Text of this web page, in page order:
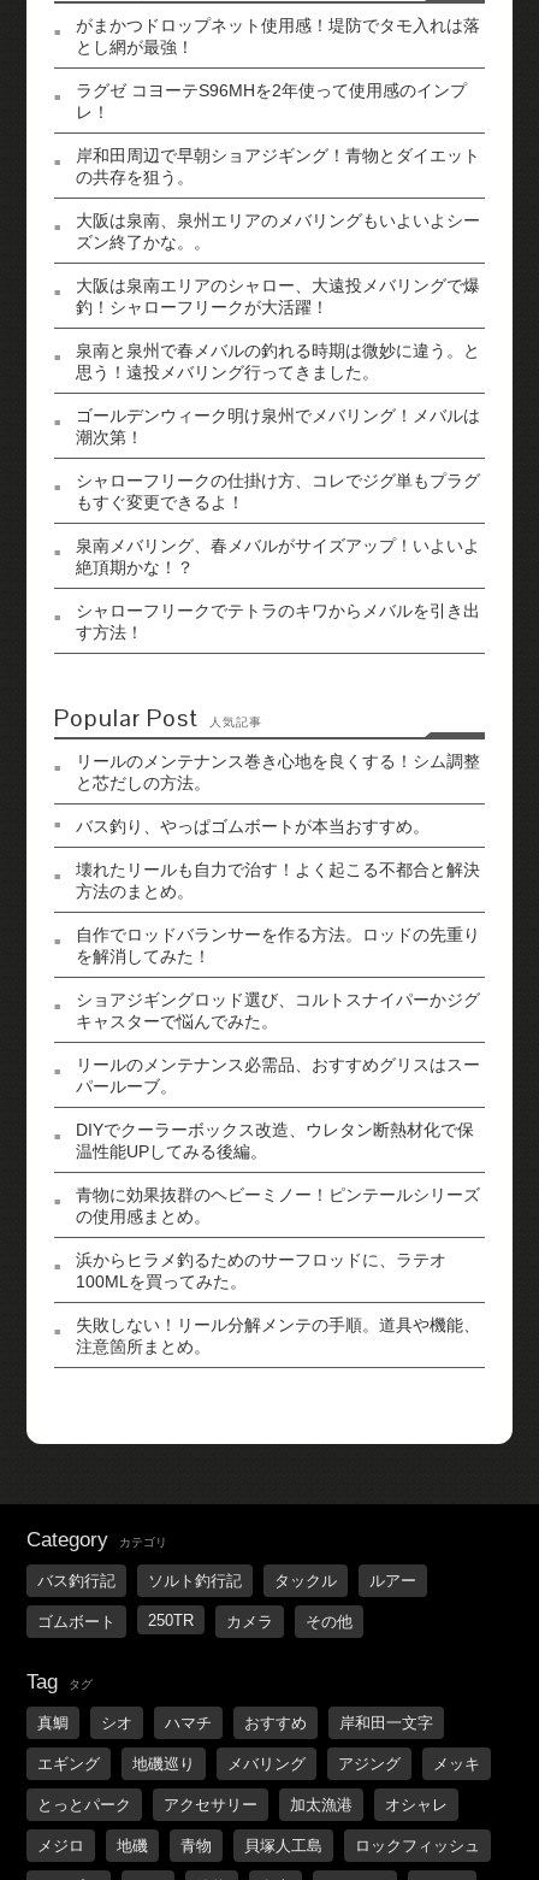
がまかつドロップネット使用感！堤防でタモ入れは落
とし網が最強！
ラグゼ コヨーテS96MHを2年使って使用感のインプ
レ！
岸和田周辺で早朝ショアジギング！青物とダイエット
の共存を狙う。
大阪は泉南、泉州エリアのメバリングもいよいよシー
ズン終了かな。。
大阪は泉南エリアのシャロー、大遠投メバリングで爆
釣！シャローフリークが大活躍！
泉南と泉州で春メバルの釣れる時期は微妙に違う。と
思う！遠投メバリング行ってきました。
ゴールデンウィーク明け泉州でメバリング！メバルは
潮次第！
シャローフリークの仕掛け方、コレでジグ単もプラグ
もすぐ変更できるよ！
泉南メバリング、春メバルがサイズアップ！いよいよ
絶頂期かな！？
シャローフリークでテトラのキワからメバルを引き出
す方法！
Popular Post 人気記事
リールのメンテナンス巻き心地を良くする！シム調整
と芯だしの方法。
バス釣り、やっぱゴムボートが本当おすすめ。
壊れたリールも自力で治す！よく起こる不都合と解決
方法のまとめ。
自作でロッドバランサーを作る方法。ロッドの先重り
を解消してみた！
ショアジギングロッド選び、コルトスナイパーかジグ
キャスターで悩んでみた。
リールのメンテナンス必需品、おすすめグリスはスー
パールーブ。
DIYでクーラーボックス改造、ウレタン断熱材化で保
温性能UPしてみる後編。
青物に効果抜群のヘビーミノー！ピンテールシリーズ
の使用感まとめ。
浜からヒラメ釣るためのサーフロッドに、ラテオ
100MLを買ってみた。
失敗しない！リール分解メンテの手順。道具や機能、
注意箇所まとめ。
Category カテゴリ
バス釣行記 ソルト釣行記 タックル ルアー
ゴムボート 250TR カメラ その他
Tag タグ
真鯛 シオ ハマチ おすすめ 岸和田一文字
エギング 地磯巡り メバリング アジング メッキ
とっとパーク アクセサリー 加太漁港 オシャレ
メジロ 地磯 青物 貝塚人工島 ロックフィッシュ